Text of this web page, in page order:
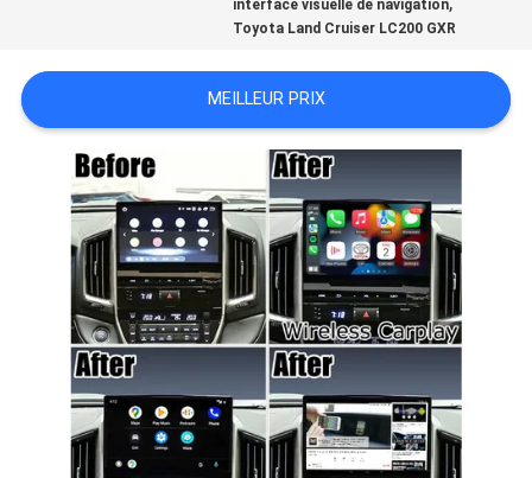
NOUVELLES
PLAN
PRIVACY
POLICY
interface visuelle de navigation
Toyota Land Cruiser LC200 GXR
MEILLEUR PRIX